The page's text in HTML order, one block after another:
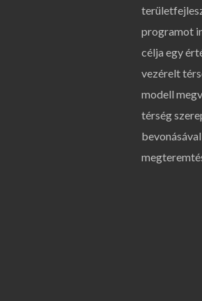
programot
célja egy
vezérelt
modell
térség